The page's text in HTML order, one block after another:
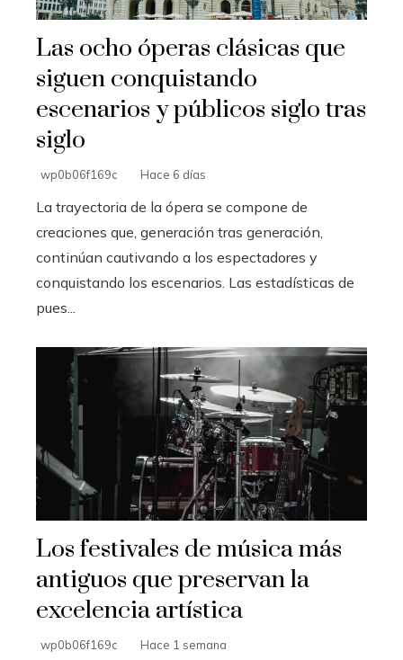
Las ocho óperas clásicas que
siguen conquistando
escenarios y públicos siglo tras
siglo
wp0b06f169c Hace 6 días
La trayectoria de la ópera se compone de
creaciones que, generación tras generación,
continúan cautivando a los espectadores y
conquistando los escenarios. Las estadísticas de
pues...
Los festivales de música más
antiguos que preservan la
excelencia artística
wp0b06f169c Hace 1 semana